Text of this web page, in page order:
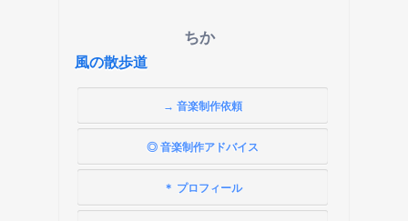
ちか
風の散歩道
→ 音楽制作依頼
◎ 音楽制作アドバイス
＊ プロフィール